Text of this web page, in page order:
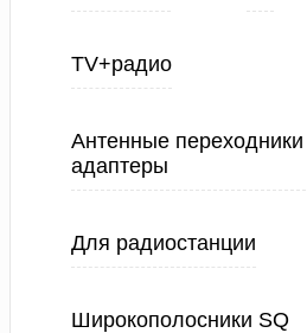
TV+радио
Антенные переходники
адаптеры
Для радиостанции
Широкополосники SQ